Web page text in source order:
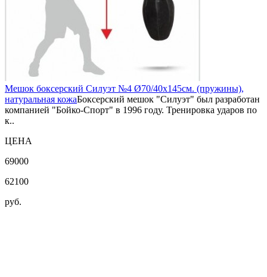
Мешок боксерский Силуэт №4 Ø70/40х145см. (пружины),
натуральная кожаБоксерский мешок "Силуэт" был разработан
компанией "Бойко-Спорт" в 1996 году. Тренировка ударов по
к..
ЦЕНА
69000
62100
руб.